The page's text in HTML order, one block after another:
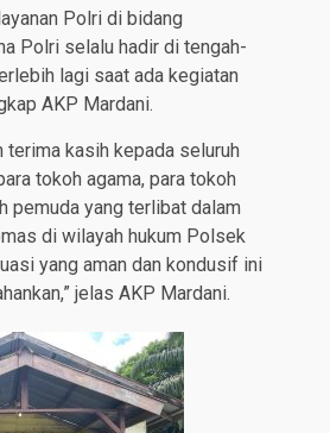
Polri di bidang
Polri selalu hadir di tengah-
lagi saat ada kegiatan
AKP Mardani.
terima kasih kepada seluruh
tokoh agama, para tokoh
pemuda yang terlibat dalam
di wilayah hukum Polsek
yang aman dan kondusif ini
jelas AKP Mardani.